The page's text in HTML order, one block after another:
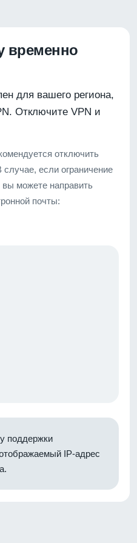
временно
для вашего региона,
Отключите VPN и
отключить
если ограничение
можете направить
почты:
поддержки
IP-адрес